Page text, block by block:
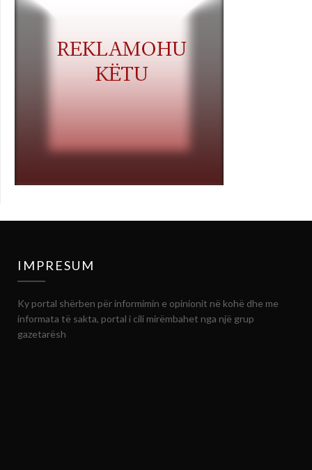
IMPRESUM
Ky portal shërben për informimin e opinionit në kohë dhe me
informata të sakta, portal i cili mirëmbahet nga një grup
gazetarësh